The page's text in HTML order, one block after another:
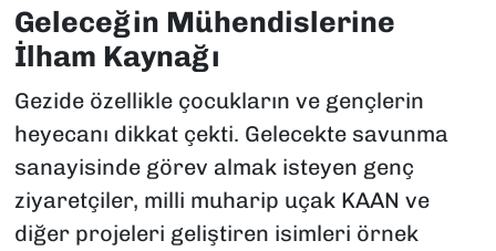
Geleceğin Mühendislerine
İlham Kaynağı
Gezide özellikle çocukların ve gençlerin
heyecanı dikkat çekti. Gelecekte savunma
sanayisinde görev almak isteyen genç
ziyaretçiler, milli muharip uçak KAAN ve
diğer projeleri geliştiren isimleri örnek